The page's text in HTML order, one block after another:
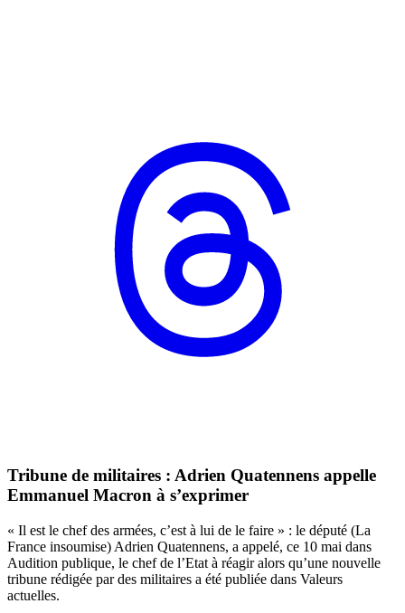
Tribune de militaires : Adrien Quatennens appelle
Emmanuel Macron à s’exprimer
« Il est le chef des armées, c’est à lui de le faire » : le député (La
France insoumise) Adrien Quatennens, a appelé, ce 10 mai dans
Audition publique, le chef de l’Etat à réagir alors qu’une nouvelle
tribune rédigée par des militaires a été publiée dans Valeurs
actuelles.